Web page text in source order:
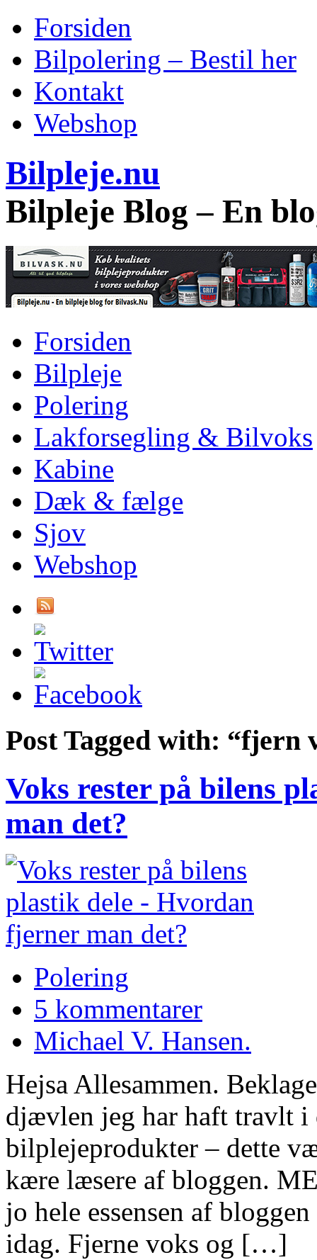
Forsiden
Bilpolering – Bestil her
Kontakt
Webshop
Bilpleje.nu
Bilpleje Blog – En
Forsiden
Bilpleje
Polering
Lakforsegling & Bilvoks
Kabine
Dæk & fælge
Sjov
Webshop
Post Tagged with: “fjern
Voks rester på bilens
man det?
Polering
5 kommentarer
Michael V. Hansen.
Hejsa Allesammen.
djævlen jeg har haft travlt i
bilplejeprodukter – dette
kære læsere af bloggen.
jo hele essensen af
idag. Fjerne voks og […]